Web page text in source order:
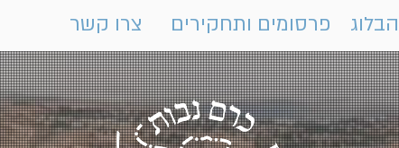
צרו קשר פרסומים ותחקירים הבלוג